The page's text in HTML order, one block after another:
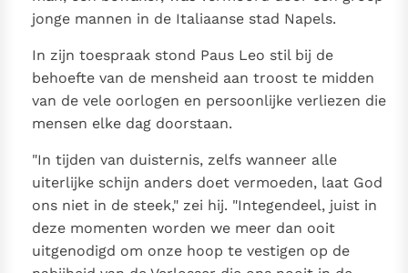
jonge mannen in de Italiaanse stad Napels.
In zijn toespraak stond Paus Leo stil bij de
behoefte van de mensheid aan troost te midden
van de vele oorlogen en persoonlijke verliezen die
mensen elke dag doorstaan.
"In tijden van duisternis, zelfs wanneer alle
uiterlijke schijn anders doet vermoeden, laat God
ons niet in de steek," zei hij. "Integendeel, juist in
deze momenten worden we meer dan ooit
uitgenodigd om onze hoop te vestigen op de